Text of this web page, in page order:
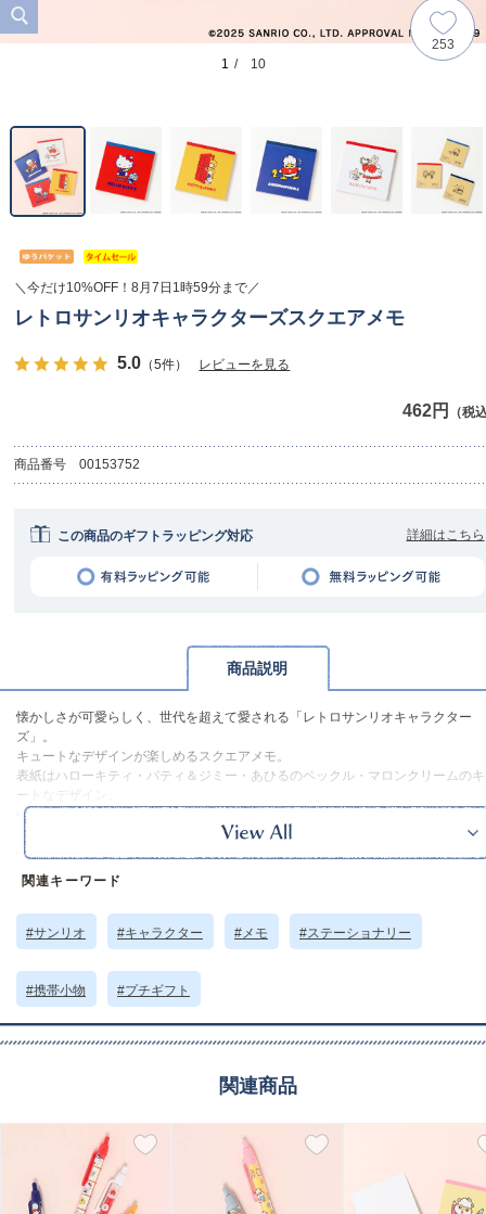
1 / 10
253
＼今だけ10%OFF！8月7日1時59分まで／
レトロサンリオキャラクターズスクエアメモ
5.0 （5件） レビューを見る
462円 （税
商品番号 00153752
この商品のギフトラッピング対応 詳細はこちら
商品説明
懐かしさが可愛らしく、世代を超えて愛される「レトロサンリオキャラクター
ズ」。
キュートなデザインが楽しめるスクエアメモ。
表紙はハローキティ・パティ＆ジミー・あひるのペックル・マロンクリームの
ートなデザイン。
中のメモは7柄それぞれの個性が楽しめて、ページをめくるたびにワクワク感が
ります。
伝言やちょっとしたお手紙、日々のメモ書きにぴったりなサイズ感で実用性も◎
学校や職場で使えば、ほっこり癒されます。
め。
※画像はサンプルでの撮影のため、実際の商品とは異なる箇所がある場合がご
ます。あらかじめご了承ください。
※本品に付いているご注意書きをお読みの上ご使用ください。
サイズ詳細 (cm)約
素材・原材料 PET 紙
関連キーワード
#サンリオ #キャラクター #メモ #ステーショナリー
#携帯小物 #プチギフト
関連商品